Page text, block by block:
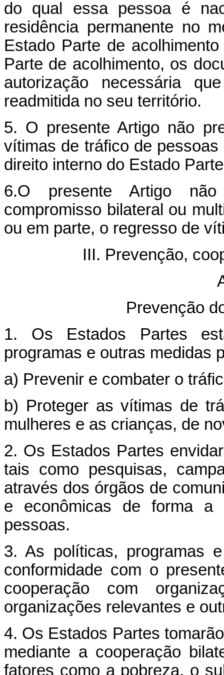
do qual essa pessoa é
residência permanente no
Estado Parte de
Parte de acolhimento, os
autorização necessária
readmitida no seu território.
5. O presente Artigo não
vítimas de tráfico de
direito interno do Estado
6.O presente Artigo
compromisso bilateral ou
ou em parte, o regresso de
III. Prevenção,
Prevenção
1. Os Estados Partes
programas e outras medidas
a) Prevenir e combater o
b) Proteger as vítimas de
mulheres e as crianças, de
2. Os Estados Partes
tais como pesquisas,
através dos órgãos de
e econômicas de forma a
pessoas.
3. As políticas, programas
conformidade com o
cooperação com
organizações relevantes e
4. Os Estados Partes
mediante a cooperação
fatores como a pobreza, o